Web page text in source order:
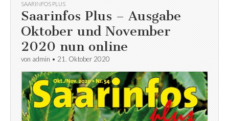
SAARINFOS PLUS
Saarinfos Plus – Ausgabe
Oktober und November
2020 nun online
von admin • 21. Oktober 2020